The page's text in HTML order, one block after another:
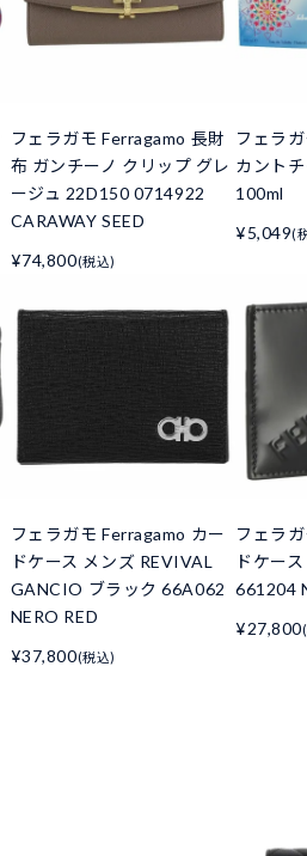
フェラガモ Ferragamo 長財
布 ガンチーノ クリップ グレ
ージュ 22D150 0714922
CARAWAY SEED
¥74,800(税込)
フェラ
カント
100ml
¥5,049(
フェラガモ Ferragamo カー
ドケース メンズ REVIVAL
GANCIO ブラック 66A062
NERO RED
¥37,800(税込)
フェラ
ドケー
661204
¥27,800